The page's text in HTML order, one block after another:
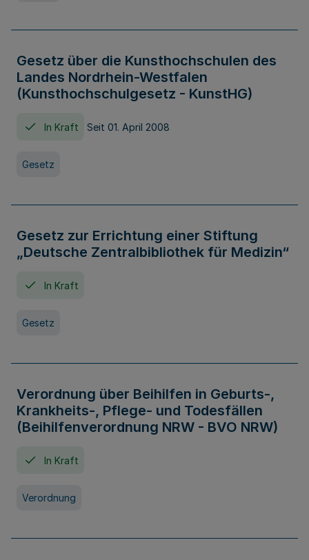
Gesetz über die Kunsthochschulen des
Landes Nordrhein-Westfalen
(Kunsthochschulgesetz - KunstHG)
In Kraft Seit 01. April 2008
Gesetz
Gesetz zur Errichtung einer Stiftung
„Deutsche Zentralbibliothek für Medizin“
In Kraft
Gesetz
Verordnung über Beihilfen in Geburts-,
Krankheits-, Pflege- und Todesfällen
(Beihilfenverordnung NRW - BVO NRW)
In Kraft
Verordnung